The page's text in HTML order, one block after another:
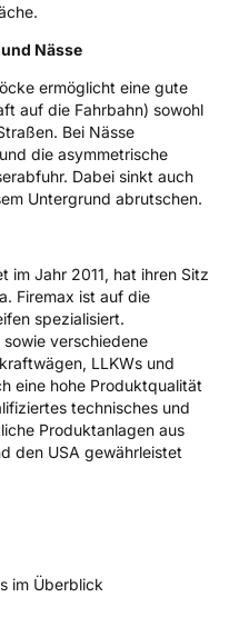
Nässe
ermöglicht eine gute
auf die Fahrbahn) sowohl
Bei Nässe
die asymmetrische
Dabei sinkt auch
Untergrund abrutschen.
im Jahr 2011, hat ihren Sitz
Firemax ist auf die
spezialisiert.
sowie verschiedene
LLKWs und
eine hohe Produktqualität
technisches und
Produktanlagen aus
den USA gewährleistet
im Überblick